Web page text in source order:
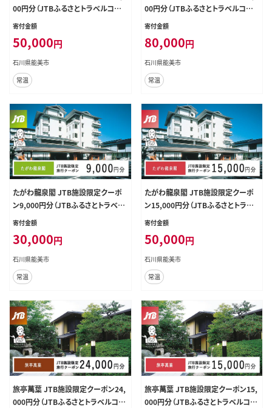
00円分（JTBふるさとトラベルコン
シェルジュでのご予約限定）
寄付金額
50,000円
石川県能美市
常温
00円分（JTBふるさとトラベルコン
シェルジュでのご予約限定）
寄付金額
80,000円
石川県能美市
常温
たがわ龍泉閣 JTB施設限定クーポ
ン9,000円分（JTBふるさとトラベル
コンシェルジュでのご予約限定）
寄付金額
30,000円
石川県能美市
常温
たがわ龍泉閣 JTB施設限定クーポ
ン15,000円分（JTBふるさとトラベ
ルコンシェルジュでのご予約限定）
寄付金額
50,000円
石川県能美市
常温
旅亭萬葉 JTB施設限定クーポン24,
000円分（JTBふるさとトラベルコン
旅亭萬葉 JTB施設限定クーポン15,
000円分（JTBふるさとトラベルコン